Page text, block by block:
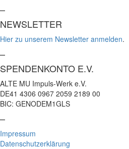
–
NEWSLETTER
Hier zu unserem Newsletter anmelden.
–
SPENDENKONTO E.V.
ALTE MU Impuls-Werk e.V.
DE41 4306 0967 2059 2189 00
BIC: GENODEM1GLS
–
Impressum
Datenschutzerklärung